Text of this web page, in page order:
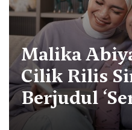
Malika
Cilik Rilis
Berjudul